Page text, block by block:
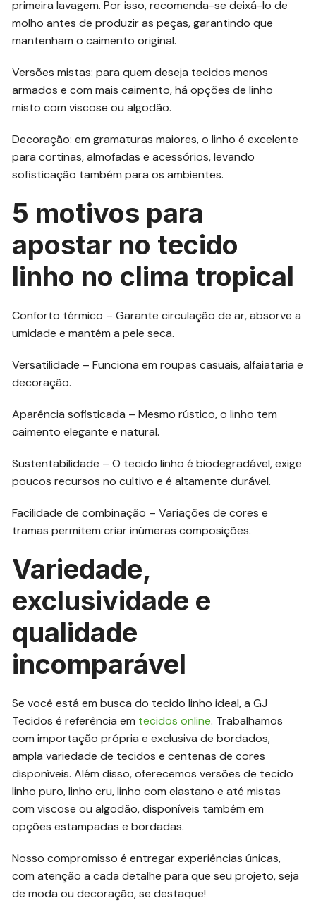
primeira lavagem. Por isso, recomenda-se deixá-lo de
molho antes de produzir as peças, garantindo que
mantenham o caimento original.
Versões mistas: para quem deseja tecidos menos
armados e com mais caimento, há opções de linho
misto com viscose ou algodão.
Decoração: em gramaturas maiores, o linho é excelente
para cortinas, almofadas e acessórios, levando
sofisticação também para os ambientes.
5 motivos para
apostar no tecido
linho no clima tropical
Conforto térmico – Garante circulação de ar, absorve a
umidade e mantém a pele seca.
Versatilidade – Funciona em roupas casuais, alfaiataria e
decoração.
Aparência sofisticada – Mesmo rústico, o linho tem
caimento elegante e natural.
Sustentabilidade – O tecido linho é biodegradável, exige
poucos recursos no cultivo e é altamente durável.
Facilidade de combinação – Variações de cores e
tramas permitem criar inúmeras composições.
Variedade,
exclusividade e
qualidade
incomparável
Se você está em busca do tecido linho ideal, a GJ
Tecidos é referência em tecidos online. Trabalhamos
com importação própria e exclusiva de bordados,
ampla variedade de tecidos e centenas de cores
disponíveis. Além disso, oferecemos versões de tecido
linho puro, linho cru, linho com elastano e até mistas
com viscose ou algodão, disponíveis também em
opções estampadas e bordadas.
Nosso compromisso é entregar experiências únicas,
com atenção a cada detalhe para que seu projeto, seja
de moda ou decoração, se destaque!